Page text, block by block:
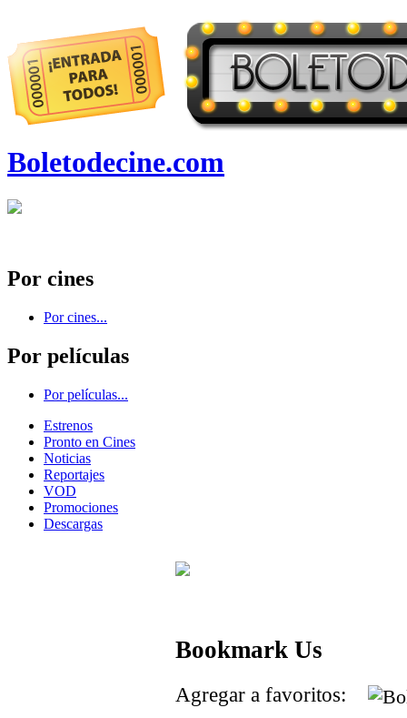
Boletodecine.com
Por cines
Por cines...
Por películas
Por películas...
Estrenos
Pronto en Cines
Noticias
Reportajes
VOD
Promociones
Descargas
Bookmark Us
Agregar a favoritos: